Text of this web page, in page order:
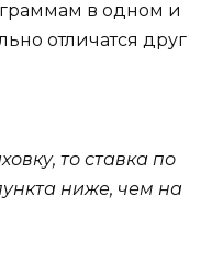
в одном и
отличатся друг
то ставка по
ниже, чем на